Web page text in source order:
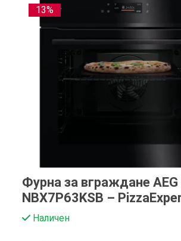
13%
Фурна за вграждане AEG
NBX7P63KSB –
Наличен